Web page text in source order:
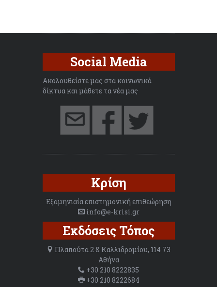
Social Media
Ακολουθείστε μας στα κοινωνικά
δίκτυα και μάθετε τα νέα μας
Κρίση
Εξαμηνιαία επιστημονική επιθεώρηση
info@e-krisi.gr
Εκδόσεις Τόπος
Πλαπούτα 2 & Καλλιδρομίου, 114 73
Αθήνα
+30 210 8222835
+30 210 8222684